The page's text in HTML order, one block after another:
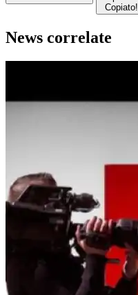
Copiato!
News correlate